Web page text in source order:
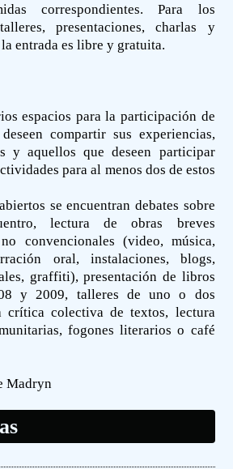
correspondientes. Para los
presentaciones, charlas y
entrada es libre y gratuita.
espacios para la participación de
compartir sus experiencias,
y aquellos que deseen participar
para al menos dos de estos
se encuentran debates sobre
lectura de obras breves
convencionales (video, música,
oral, instalaciones, blogs,
graffiti), presentación de libros
y 2009, talleres de uno o dos
crítica colectiva de textos, lectura
fogones literarios o café
Madryn